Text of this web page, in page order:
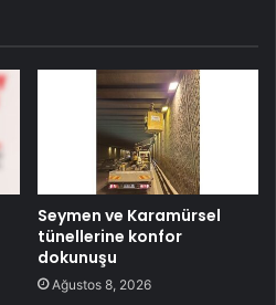
Seymen ve Karamürsel
tünellerine konfor
dokunuşu
Ağustos 8, 2026